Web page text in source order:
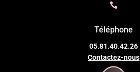

Téléphone
05.81.40.42.26
Contactez-nous